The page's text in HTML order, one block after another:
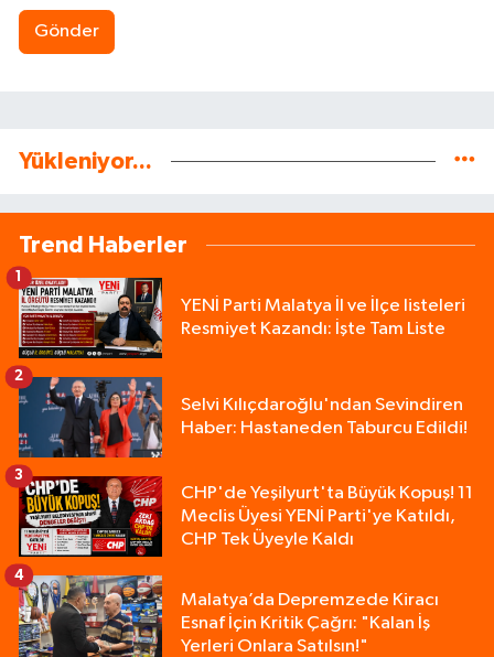
Gönder
Yükleniyor...
Trend Haberler
YENİ Parti Malatya İl ve İlçe listeleri
Resmiyet Kazandı: İşte Tam Liste
1
Selvi Kılıçdaroğlu'ndan Sevindiren
Haber: Hastaneden Taburcu Edildi!
2
CHP'de Yeşilyurt'ta Büyük Kopuş! 11
Meclis Üyesi YENİ Parti'ye Katıldı,
CHP Tek Üyeyle Kaldı
3
Malatya’da Depremzede Kiracı
Esnaf İçin Kritik Çağrı: "Kalan İş
Yerleri Onlara Satılsın!"
4